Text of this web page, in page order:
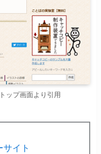
ップ画面より引用
イト